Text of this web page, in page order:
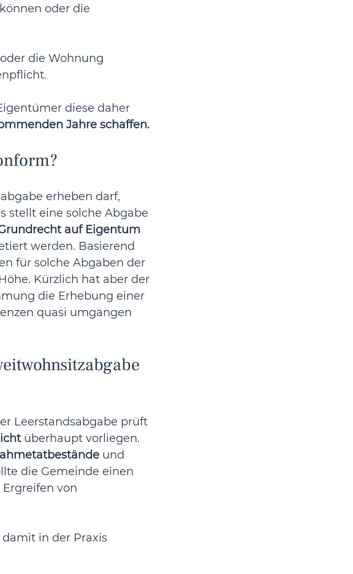
oder die
die Wohnung
diese daher
Jahre schaffen.
erheben darf,
stellt eine solche Abgabe
auf Eigentum
werden. Basierend
für solche Abgaben der
Kürzlich hat aber der
die Erhebung einer
quasi umgangen
Leerstandsabgabe prüft
überhaupt vorliegen.
und
die Gemeinde einen
von
in der Praxis